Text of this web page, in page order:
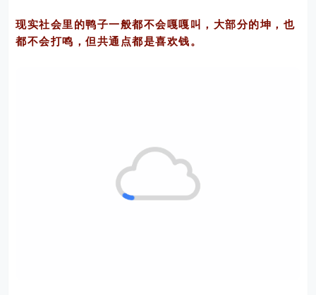
现实社会里的鸭子一般都不会嘎嘎叫，大部分的坤，也
都不会打鸣，但共通点都是喜欢钱。